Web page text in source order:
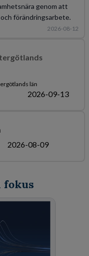
genom att
förändringsarbete.
2026-08-12
län
2026-09-13
2026-08-09
fokus